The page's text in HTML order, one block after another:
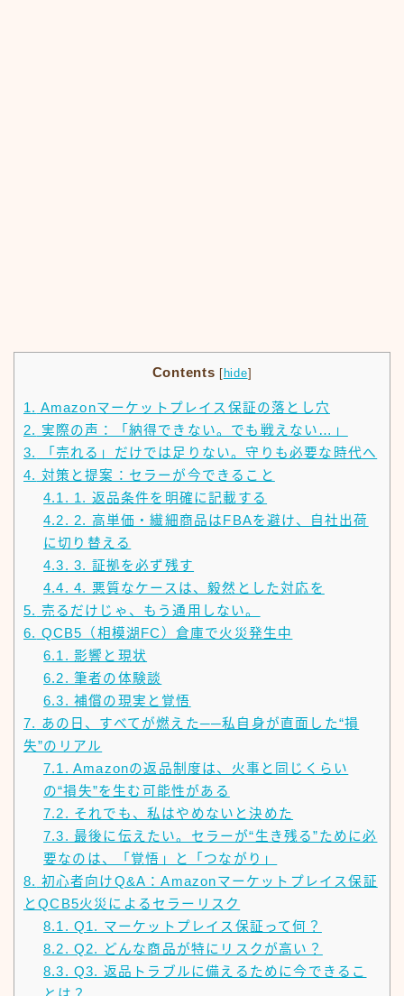
Contents [hide]
1. Amazonマーケットプレイス保証の落とし穴
2. 実際の声：「納得できない。でも戦えない…」
3.
「売れる」だけでは足りない。守りも必要な時代へ
4. 対策と提案：セラーが今できること
4.1. 1. 返品条件を明確に記載する
4.2. 2. 高単価・繊細商品はFBAを避け、自社出荷
に切り替える
4.3. 3. 証拠を必ず残す
4.4. 4. 悪質なケースは、毅然とした対応を
5. 売るだけじゃ、もう通用しない。
6. QCB5（相模湖FC）倉庫で火災発生中
6.1. 影響と現状
6.2. 筆者の体験談
6.3. 補償の現実と覚悟
7. あの日、すべてが燃えた──私自身が直面した“損
失”のリアル
7.1. Amazonの返品制度は、火事と同じくらい
の“損失”を生む可能性がある
7.2. それでも、私はやめないと決めた
7.3. 最後に伝えたい。セラーが“生き残る”ために必
要なのは、「覚悟」と「つながり」
8. 初心者向けQ&A：Amazonマーケットプレイス保証
とQCB5火災によるセラーリスク
8.1. Q1. マーケットプレイス保証って何？
8.2. Q2. どんな商品が特にリスクが高い？
8.3. Q3. 返品トラブルに備えるために今できるこ